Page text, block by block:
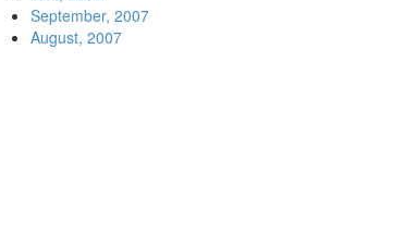
September, 2007
August, 2007